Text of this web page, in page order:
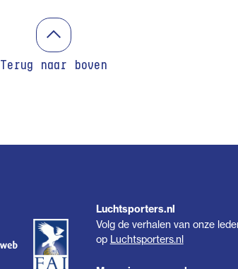
Terug naar boven
Luchtsporters.nl
Volg de verhalen van onze
op Luchtsporters.nl